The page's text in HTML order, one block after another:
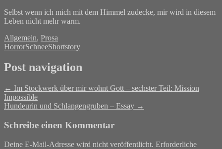
Selbst wenn ich mich mit dem Himmel zudecke, mir wird in diesem
Leben nicht mehr warm.
Allgemein, Prosa
HorrorSchneeShortstory
Post navigation
← Im Stockwerk über mir wohnt Gott – sechster Teil: Mission
Impossible
Hundeurin und Schlangengruben – Essay →
Schreibe einen Kommentar
Deine E-Mail-Adresse wird nicht veröffentlicht. Erforderliche